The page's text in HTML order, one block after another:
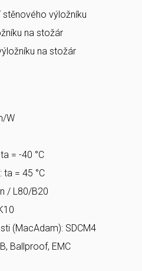
výložníku
na stožár
na stožár
W
= -40 °C
= 45 °C
/ L80/B20
(MacAdam): SDCM4
Ballproof, EMC